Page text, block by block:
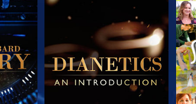
A SOROZAT RÉSZEI